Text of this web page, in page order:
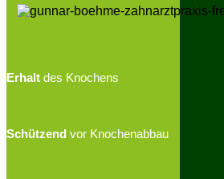
Erhalt des Knochens
Schützend vor Knochenabbau